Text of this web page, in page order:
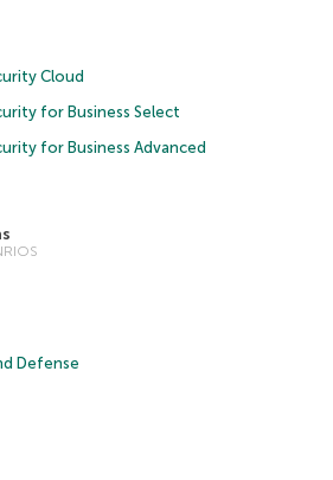
Cloud
for Business Select
for Business Advanced
Defense